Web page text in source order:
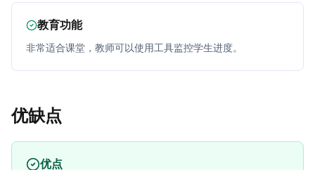
教育功能
非常适合课堂，教师可以使用工具监控学生进度。
优缺点
优点